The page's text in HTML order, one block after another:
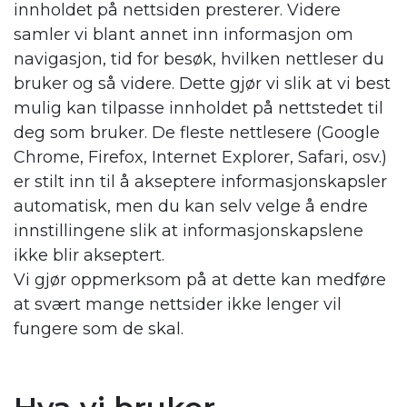
innholdet på nettsiden presterer. Videre
samler vi blant annet inn informasjon om
navigasjon, tid for besøk, hvilken nettleser du
bruker og så videre. Dette gjør vi slik at vi best
mulig kan tilpasse innholdet på nettstedet til
deg som bruker. De fleste nettlesere (Google
Chrome, Firefox, Internet Explorer, Safari, osv.)
er stilt inn til å akseptere informasjonskapsler
automatisk, men du kan selv velge å endre
innstillingene slik at informasjonskapslene
ikke blir akseptert.
Vi gjør oppmerksom på at dette kan medføre
at svært mange nettsider ikke lenger vil
fungere som de skal.